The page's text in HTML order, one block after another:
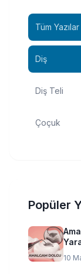
Tüm Yazılar
Diş
Diş Teli
Çoçuk
Popüler
10